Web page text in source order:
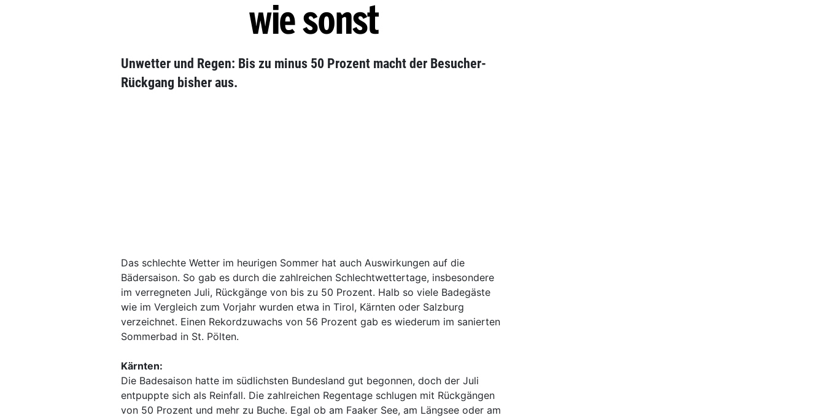
wie sonst
Unwetter und Regen: Bis zu minus 50 Prozent macht der Besucher-
Rückgang bisher aus.
Das schlechte Wetter im heurigen Sommer hat auch Auswirkungen auf die
Bädersaison. So gab es durch die zahlreichen Schlechtwettertage, insbesondere
im verregneten Juli, Rückgänge von bis zu 50 Prozent. Halb so viele Badegäste
wie im Vergleich zum Vorjahr wurden etwa in Tirol, Kärnten oder Salzburg
verzeichnet. Einen Rekordzuwachs von 56 Prozent gab es wiederum im sanierten
Sommerbad in St. Pölten.
Kärnten:
Die Badesaison hatte im südlichsten Bundesland gut begonnen, doch der Juli
entpuppte sich als Reinfall. Die zahlreichen Regentage schlugen mit Rückgängen
von 50 Prozent und mehr zu Buche. Egal ob am Faaker See, am Längsee oder am